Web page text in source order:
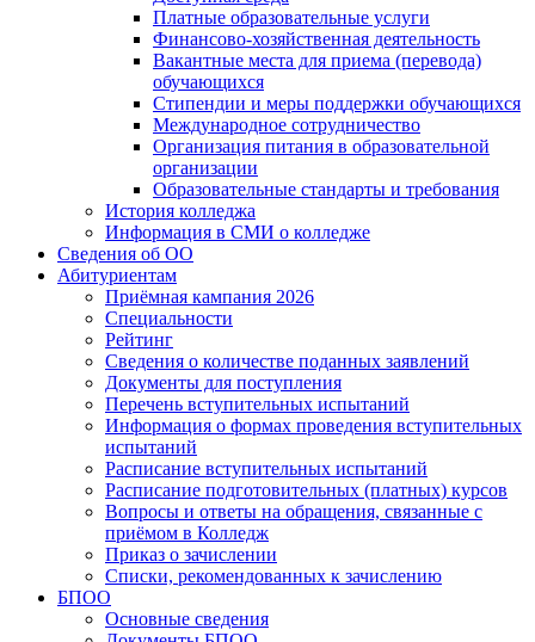
Платные образовательные услуги
Финансово-хозяйственная деятельность
Вакантные места для приема (перевода)
обучающихся
Стипендии и меры поддержки обучающихся
Международное сотрудничество
Организация питания в образовательной
организации
Образовательные стандарты и требования
История колледжа
Информация в СМИ о колледже
Сведения об ОО
Абитуриентам
Приёмная кампания 2026
Специальности
Рейтинг
Сведения о количестве поданных заявлений
Документы для поступления
Перечень вступительных испытаний
Информация о формах проведения вступительных
испытаний
Расписание вступительных испытаний
Расписание подготовительных (платных) курсов
Вопросы и ответы на обращения, связанные с
приёмом в Колледж
Приказ о зачислении
Списки, рекомендованных к зачислению
БПОО
Основные сведения